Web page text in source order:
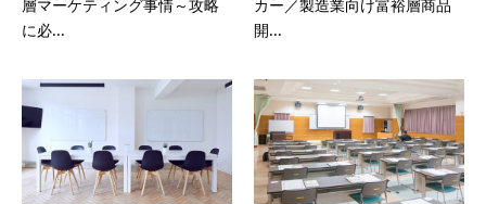
層マーケティング事情～攻略
に必...
カー／製造業向け富裕層商品
開...